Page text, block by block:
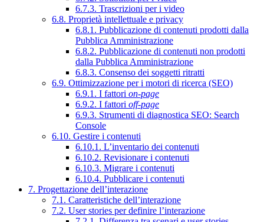
6.7.3. Trascrizioni per i video
6.8. Proprietà intellettuale e privacy
6.8.1. Pubblicazione di contenuti prodotti dalla
Pubblica Amministrazione
6.8.2. Pubblicazione di contenuti non prodotti
dalla Pubblica Amministrazione
6.8.3. Consenso dei soggetti ritratti
6.9. Ottimizzazione per i motori di ricerca (SEO)
6.9.1. I fattori on-page
6.9.2. I fattori off-page
6.9.3. Strumenti di diagnostica SEO: Search
Console
6.10. Gestire i contenuti
6.10.1. L’inventario dei contenuti
6.10.2. Revisionare i contenuti
6.10.3. Migrare i contenuti
6.10.4. Pubblicare i contenuti
7. Progettazione dell’interazione
7.1. Caratteristiche dell’interazione
7.2. User stories per definire l’interazione